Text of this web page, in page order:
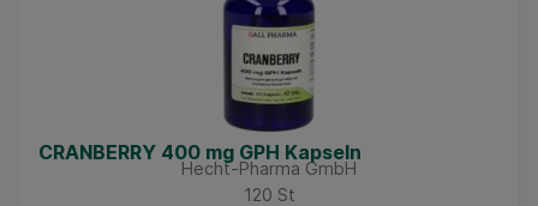
CRANBERRY 400 mg GPH Kapseln
Hecht-Pharma GmbH
120 St